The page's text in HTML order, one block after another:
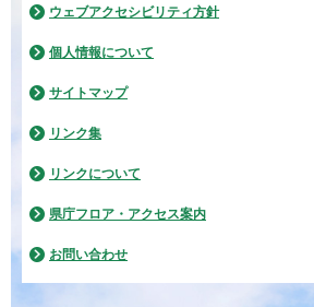
ウェブアクセシビリティ方針
個人情報について
サイトマップ
リンク集
リンクについて
県庁フロア・アクセス案内
お問い合わせ